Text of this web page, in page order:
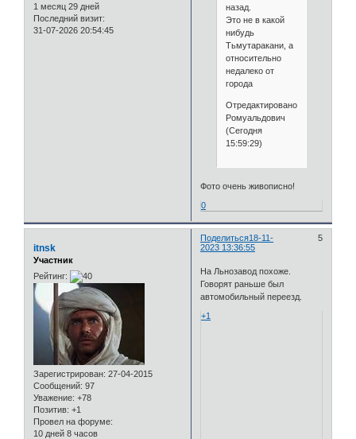
1 месяц 29 дней
Последний визит:
31-07-2026 20:54:45
назад.
Это не в какой
нибудь
Тьмутаракани, а
относительно
недалеко от
города
Отредактировано
Ромуальдович
(Сегодня
15:59:29)
Фото очень живописно!
0
Поделиться 5
18-11-
2023 13:36:55
itnsk
Участник
Рейтинг:
Зарегистрирован: 27-04-2015
Сообщений: 97
Уважение: +78
Позитив: +1
Провел на форуме:
10 дней 8 часов
На Льнозавод похоже.
Говорят раньше был
автомобильный переезд.
+1